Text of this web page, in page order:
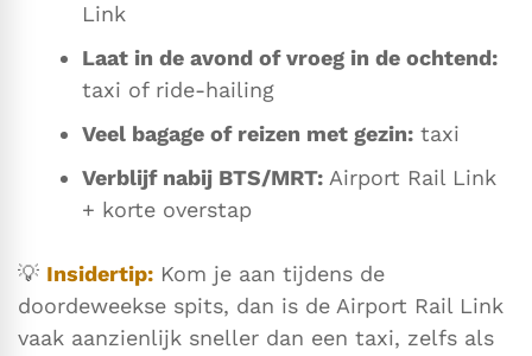
Link
Laat in de avond of vroeg in de ochtend:
taxi of ride-hailing
Veel bagage of reizen met gezin: taxi
Verblijf nabij BTS/MRT: Airport Rail Link
+ korte overstap
💡 Insidertip: Kom je aan tijdens de
doordeweekse spits, dan is de Airport Rail Link
vaak aanzienlijk sneller dan een taxi, zelfs als